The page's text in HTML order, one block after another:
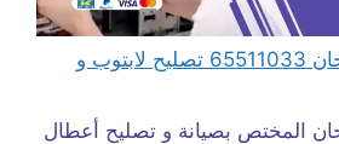
مهندس كمبيوتر صبحان 65511033 تصليح لابتوب و
المختص بصيانة و تصليح أعطال